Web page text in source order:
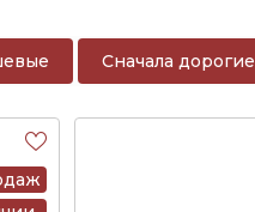
Сначала дорогие